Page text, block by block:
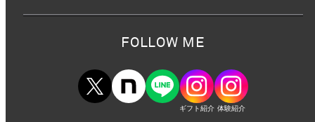
FOLLOW ME
ギフト紹介 体験紹介